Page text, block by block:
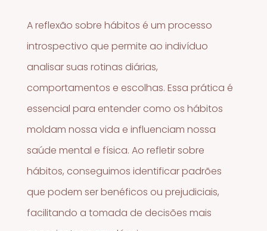
A reflexão sobre hábitos é um processo
introspectivo que permite ao indivíduo
analisar suas rotinas diárias,
comportamentos e escolhas. Essa prática é
essencial para entender como os hábitos
moldam nossa vida e influenciam nossa
saúde mental e física. Ao refletir sobre
hábitos, conseguimos identificar padrões
que podem ser benéficos ou prejudiciais,
facilitando a tomada de decisões mais